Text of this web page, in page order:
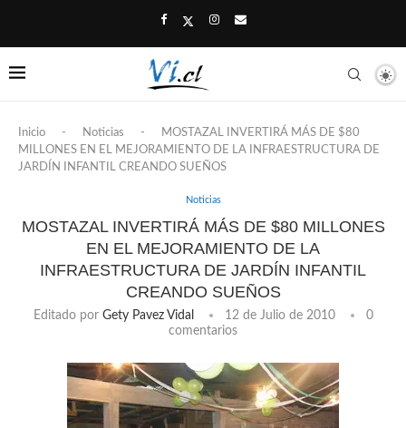
Inicio - Noticias -
MOSTAZAL INVERTIRÁ MÁS DE $80
MILLONES EN EL MEJORAMIENTO DE LA INFRAESTRUCTURA DE
JARDÍN INFANTIL CREANDO SUEÑOS
Noticias
MOSTAZAL INVERTIRÁ MÁS DE $80 MILLONES
EN EL MEJORAMIENTO DE LA
INFRAESTRUCTURA DE JARDÍN INFANTIL
CREANDO SUEÑOS
Editado por Gety Pavez Vidal 12 de Julio de 2010
0
comentarios